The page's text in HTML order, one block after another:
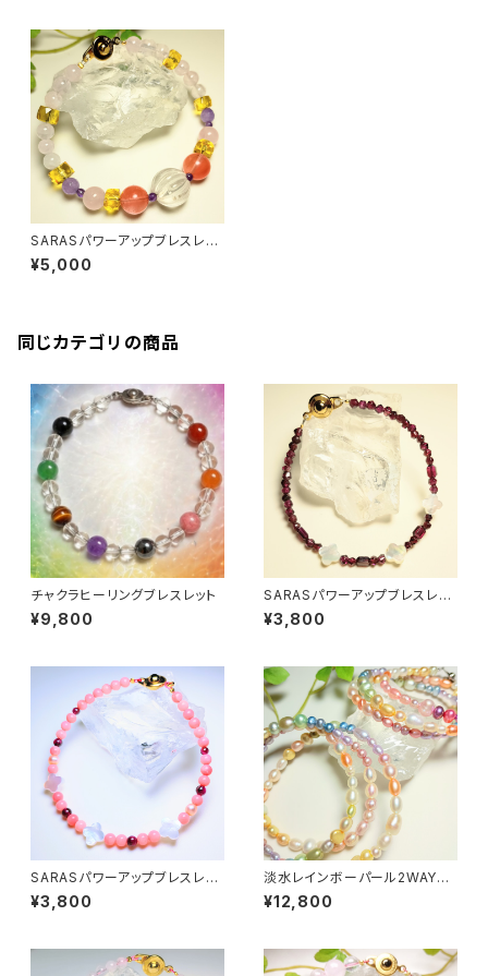
SARASパワーアップブレスレッ
ト
¥5,000
同じカテゴリの商品
チャクラヒーリングブレスレット
¥9,800
SARASパワーアップブレスレッ
ト
¥3,800
SARASパワーアップブレスレッ
ト
¥3,800
淡水レインボーパール2WAYネ
ックレス&ブレスレット〜全体運
アップ〜
¥12,800